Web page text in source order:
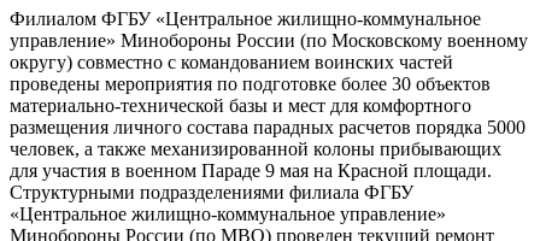
Филиалом ФГБУ «Центральное жилищно-коммунальное
управление» Минобороны России (по Московскому военному
округу) совместно с командованием воинских частей
проведены мероприятия по подготовке более 30 объектов
материально-технической базы и мест для комфортного
размещения личного состава парадных расчетов порядка 5000
человек, а также механизированной колоны прибывающих
для участия в военном Параде 9 мая на Красной площади.
Структурными подразделениями филиала ФГБУ
«Центральное жилищно-коммунальное управление»
Минобороны России (по МВО) проведен текущий ремонт